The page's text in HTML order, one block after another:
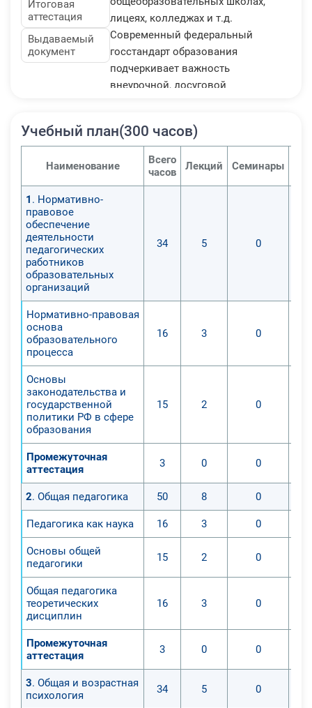
Итоговая
аттестация
Выдаваемый
документ
лицеях, колледжах и т.д.
Современный федеральный
госстандарт образования
подчеркивает важность
внеурочной, досуговой
молодежи. Поэтому профессия
образования не только
востребована, но и налагает на
профессиональных навыков,
которые нужны для осуществления
нового типа профессиональной
дополнительного обучения, для
звания "Педагог дополнительного
профессионального образования и
предстоит решить следующие
задачи:
1. Развитие личности учащихся,
формирование общих
способностей и эрудиции в
соответствии с индивидуальными
каждого;
2. Становление элементарной
деятельности.
3. Формирование готовности к
самообразованию;
Учебный план(300 часов)
Наименование
Всего
часов
Лекций Семинары
1 . Нормативно-
правовое
обеспечение
деятельности
педагогических
работников
образовательных
организаций
34 5 0
Нормативно-правовая
основа
образовательного
процесса
16 3 0
Основы
законодательства и
государственной
политики РФ в сфере
образования
15 2 0
Промежуточная
аттестация
3 0 0
2. Общая педагогика 50 8 0
Педагогика как наука 16 3 0
Основы общей
педагогики
15 2 0
Общая педагогика
теоретических
дисциплин
16 3 0
Промежуточная
аттестация
3 0 0
3. Общая и возрастная
психология
34 5 0